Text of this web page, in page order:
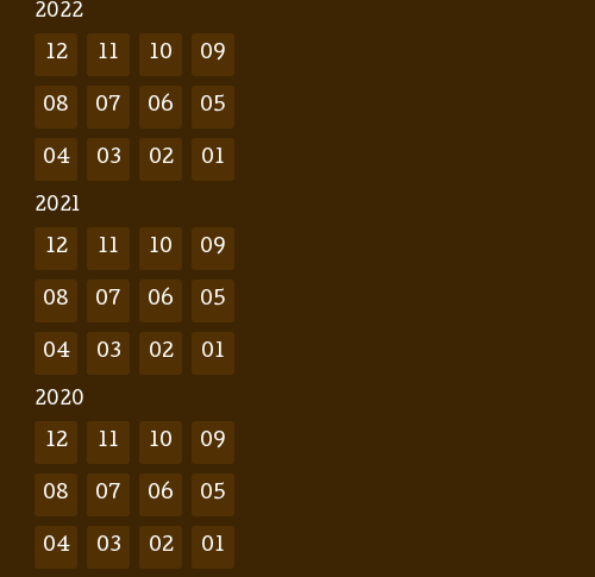
2022
12 11 10 09
08 07 06 05
04 03 02 01
2021
12 11 10 09
08 07 06 05
04 03 02 01
2020
12 11 10 09
08 07 06 05
04 03 02 01